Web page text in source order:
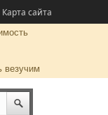
Карта сайта
везучим